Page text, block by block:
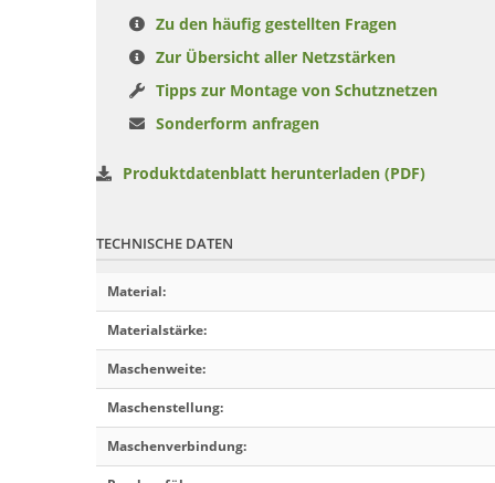
Zu den häufig gestellten Fragen
Zur Übersicht aller Netzstärken
Tipps zur Montage von Schutznetzen
Sonderform anfragen
Produktdatenblatt herunterladen (PDF)
TECHNISCHE DATEN
Material:
Materialstärke:
Maschenweite:
Maschenstellung:
Maschenverbindung: